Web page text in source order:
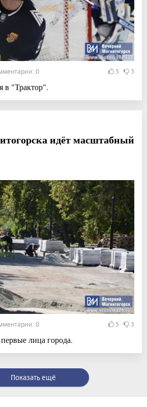
0 5 3
в "Трактор".
идёт масштабный
0 5 3
лица города.
Показать ещё